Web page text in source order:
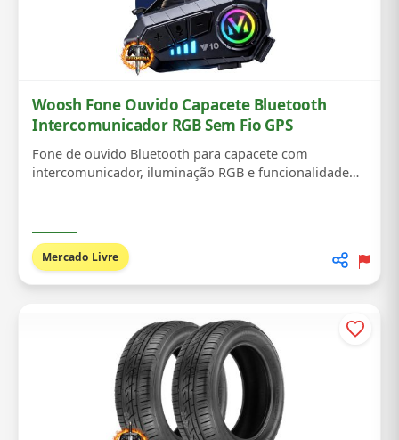
Woosh Fone Ouvido Capacete Bluetooth
Intercomunicador RGB Sem Fio GPS
Fone de ouvido Bluetooth para capacete com
intercomunicador, iluminação RGB e funcionalidade
Mercado Livre